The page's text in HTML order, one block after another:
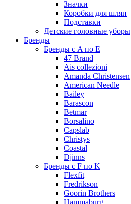
Значки
Коробки для шляп
Подставки
Детские головные уборы
Бренды
Бренды с A по E
47 Brand
Ais collezioni
Amanda Christensen
American Needle
Bailey
Barascon
Betmar
Borsalino
Capslab
Christys
Coastal
Djinns
Бренды с F по K
Flexfit
Fredrikson
Goorin Brothers